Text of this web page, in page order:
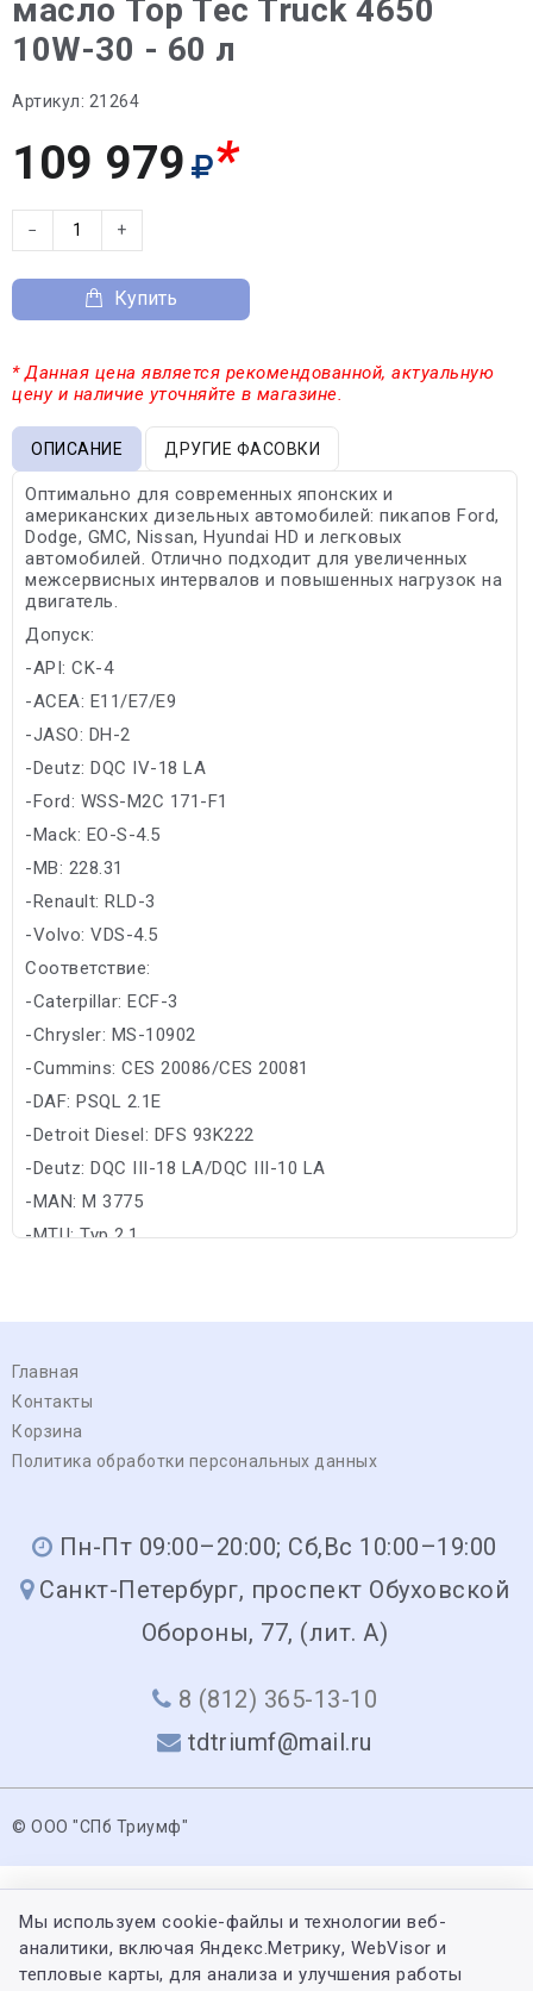
масло Top Tec Truck 4650
10W-30 - 60 л
Артикул: 21264
109 979 *
− +
Купить
* Данная цена является рекомендованной, актуальную
цену и наличие уточняйте в магазине.
ОПИСАНИЕ ДРУГИЕ ФАСОВКИ
Оптимально для современных японских и
американских дизельных автомобилей: пикапов Ford,
Dodge, GMC, Nissan, Hyundai HD и легковых
автомобилей. Отлично подходит для увеличенных
межсервисных интервалов и повышенных нагрузок на
двигатель.
Допуск:
-API: CK-4
-ACEA: E11/E7/E9
-JASO: DH-2
-Deutz: DQC IV-18 LA
-Ford: WSS-M2C 171-F1
-Mack: EO-S-4.5
-MB: 228.31
-Renault: RLD-3
-Volvo: VDS-4.5
Соответствие:
-Caterpillar: ECF-3
-Chrysler: MS-10902
-Cummins: CES 20086/CES 20081
-DAF: PSQL 2.1E
-Detroit Diesel: DFS 93K222
-Deutz: DQC III-18 LA/DQC III-10 LA
-MAN: M 3775
-MTU: Typ 2.1
Главная
Контакты
Корзина
Политика обработки персональных данных
Пн-Пт 09:00–20:00; Сб,Вс 10:00–19:00
Санкт-Петербург, проспект Обуховской
Обороны, 77, (лит. А)
8 (812) 365-13-10
tdtriumf@mail.ru
© ООО "СПб Триумф"
Мы используем cookie-файлы и технологии веб-
аналитики, включая Яндекс.Метрику, WebVisor и
тепловые карты, для анализа и улучшения работы